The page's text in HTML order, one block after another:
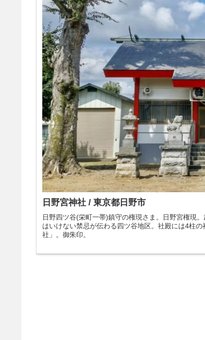
日野宮神社 / 東京都日野市
日野四ツ谷(栄町一帯)鎮守の権現さま。日野宮権現
はいけない禁忌が伝わる四ツ谷地区。社殿には4柱
社」。御朱印。